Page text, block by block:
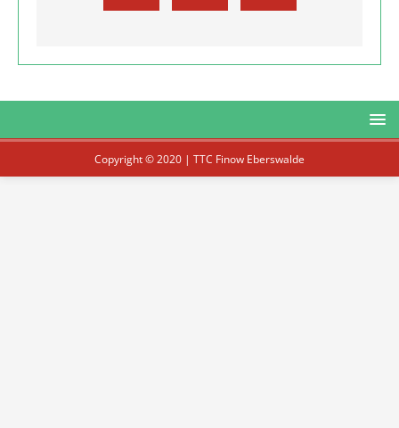
Copyright © 2020 | TTC Finow Eberswalde